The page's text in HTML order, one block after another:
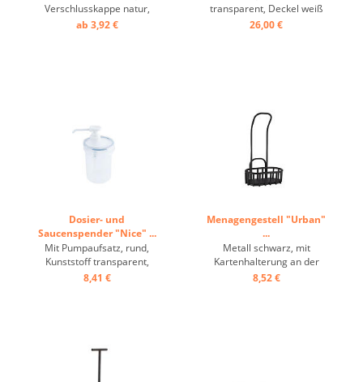
Verschlusskappe natur,
Graduierung ...
ab 3,92 €
transparent, Deckel weiß
mit Pumpe, Colorclip ...
26,00 €
Dosier- und
Saucenspender "Nice" ...
Mit Pumpaufsatz, rund,
Kunststoff transparent,
Dichtdeckel mit Clips ...
8,41 €
Menagengestell "Urban"
...
Metall schwarz, mit
Kartenhalterung an der
Rückseite ...
8,52 €